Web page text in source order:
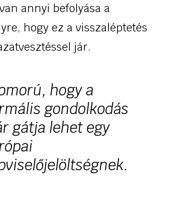
annyi befolyása a
hogy ez a visszaléptetés
jár.
hogy a
gondolkodás
gátja lehet egy